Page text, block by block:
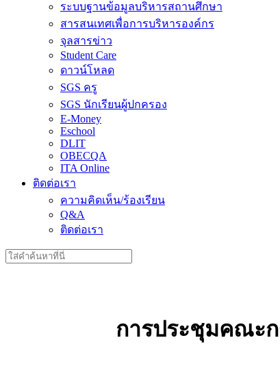
ระบบฐานข้อมูลบริหารสถานศึกษา
สารสนเทศเพื่อการบริหารองค์กร
จุลสารข่าว
Student Care
ดาวน์โหลด
SGS ครู
SGS นักเรียนผู้ปกครอง
E-Money
Eschool
DLIT
OBECQA
ITA Online
ติดต่อเรา
ความคิดเห็น/ร้องเรียน
Q&A
ติดต่อเรา
Search
for:
การประชุมคณะก